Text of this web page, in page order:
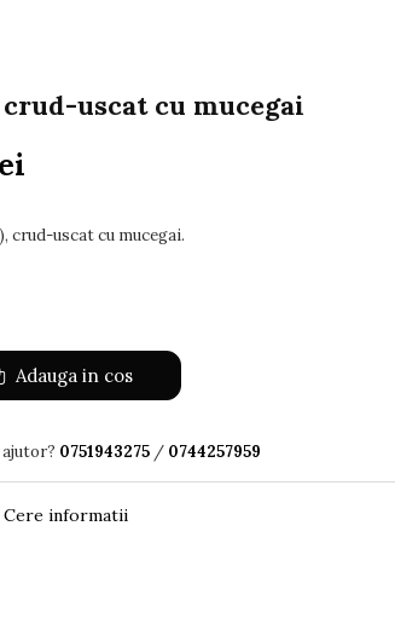
crud-uscat cu mucegai
crud-uscat cu mucegai.
Adauga in cos
ajutor? 0751943275 / 0744257959
Cere informatii